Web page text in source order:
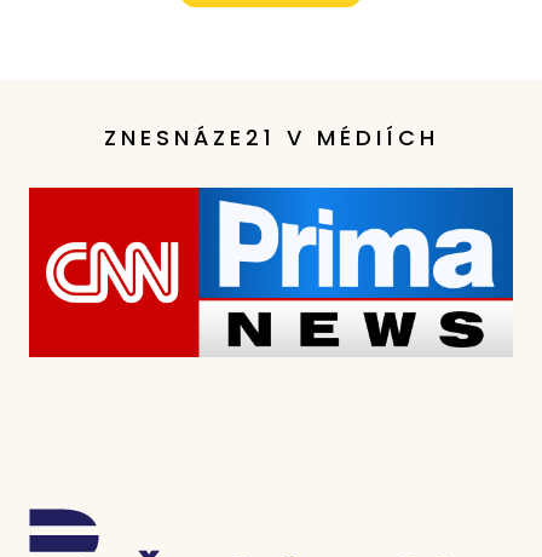
ZNESNÁZE21 V MÉDIÍCH